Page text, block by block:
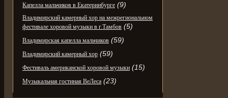
Капелла мальчиков в Екатеринбурге (9)
Владимирский камерный хор на межрегиональном
фестивале хоровой музыки в г.Тамбов (5)
Владимирская капелла мальчиков (59)
Владимирский камерный хор (59)
Фестиваль американской хоровой музыки (15)
Музыкальная гостиная ВеЛеса (23)